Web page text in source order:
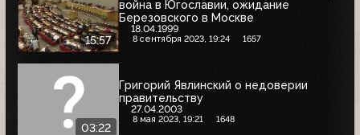
15:57
война в Югославии, ожидание
Березовского в Москве
18.04.1999
8 сентября 2023, 19:24 1657
03:22
Григорий Явлинский о недоверии
правительству
27.04.2003
8 мая 2023, 19:21 1648